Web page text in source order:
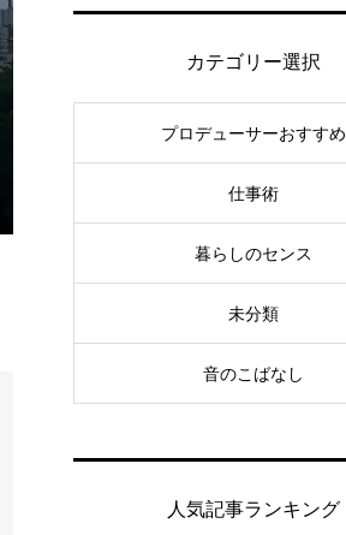
カテゴリー選択
プロデューサーおすすめ
仕事術
暮らしのセンス
未分類
音のこばなし
人気記事ランキング